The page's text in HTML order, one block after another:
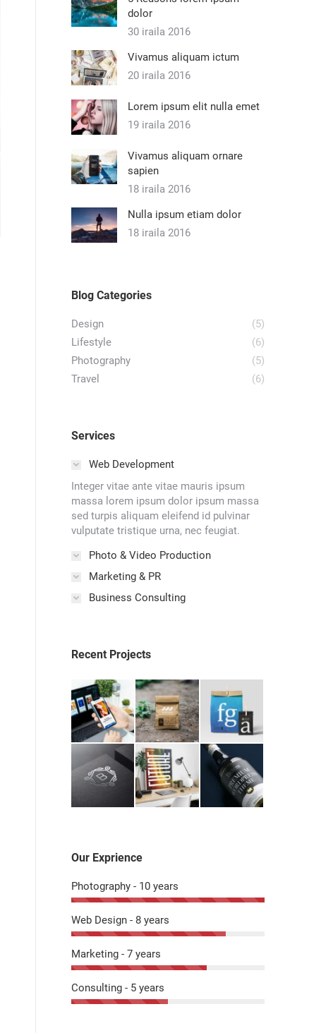
dolor
30 iraila 2016
Vivamus aliquam ictum
20 iraila 2016
Lorem ipsum elit nulla emet
19 iraila 2016
Vivamus aliquam ornare
sapien
18 iraila 2016
Nulla ipsum etiam dolor
18 iraila 2016
Blog Categories
Design
(5)
Lifestyle
(6)
Photography
(5)
Travel
(6)
Services
Web Development
Integer vitae ante vitae mauris ipsum
massa lorem ipsum dolor ipsum massa
sed turpis aliquam eleifend id pulvinar
vulputate tristique urna, nec feugiat.
Photo & Video Production
Marketing & PR
Business Consulting
Recent Projects
Our Exprience
Photography - 10 years
Web Design - 8 years
Marketing - 7 years
Consulting - 5 years